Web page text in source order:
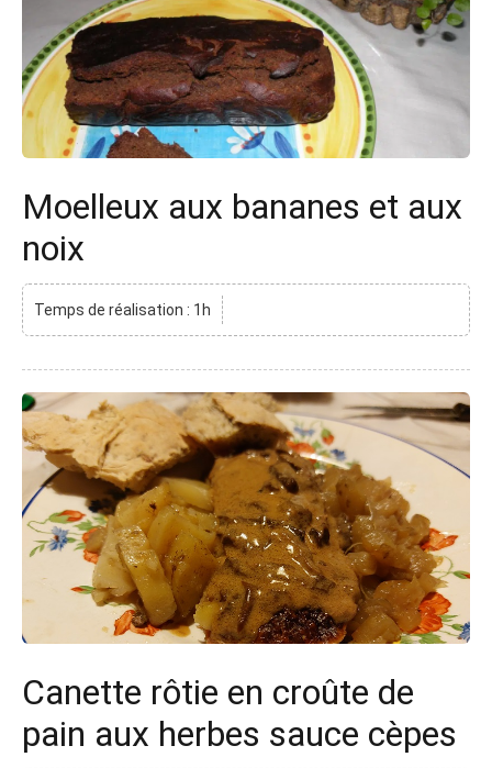
Moelleux aux bananes et aux
noix
Temps de réalisation : 1h
Canette rôtie en croûte de
pain aux herbes sauce cèpes